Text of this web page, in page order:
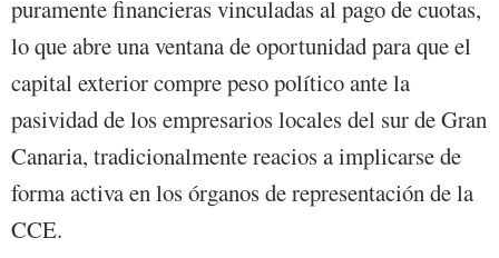
puramente financieras vinculadas al pago de cuotas,
lo que abre una ventana de oportunidad para que el
capital exterior compre peso político ante la
pasividad de los empresarios locales del sur de Gran
Canaria, tradicionalmente reacios a implicarse de
forma activa en los órganos de representación de la
CCE.